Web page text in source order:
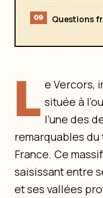
Questions
L e Vercors,
située à
l’une des
remarquables du
France. Ce
saisissant entre
et ses vallées